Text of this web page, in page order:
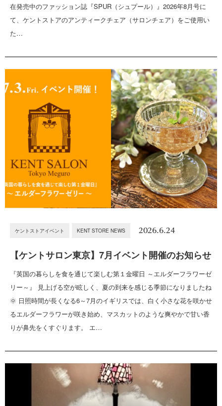
在発売中のファッション誌『SPUR（シュプール）』2026年8月号に
て、ケントストアのアンティークチェア（サロンチェア）をご使用い
た…
ケントストアイベント KENT STORE NEWS 2026.6.24
【ケントサロン東京】7月イベント開催のお知らせ
『英国の暮らしを食を通じて楽しむ第１金曜日 ～エルダーフラワーゼ
リー～』 見上げる空が眩しく、夏の到来を感じる季節になりましたね
🌞 日照時間が長くなる6～7月のイギリスでは、白く小さな花を咲かせ
るエルダーフラワーが咲き始め、マスカットのような爽やかで甘い香
りが鼻先をくすぐります。 エ…